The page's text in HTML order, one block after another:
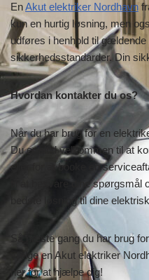
EnAkut elektriker Nordhavn
kun en hurtig løsning, men
udføres i henhold til gældende
sikkerhedsstandarder. Din
Hvordan kontakter du os?
Når du har brug for en
Du er altid velkommen til at
eller for at booke en
til at besvare dine spørgsmål
bedste løsning til dine
Så næste gang du har brug
vælge en Akut elektriker
her for at hjælpe dig!